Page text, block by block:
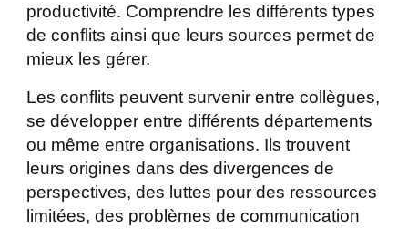
productivité. Comprendre les différents types
de conflits ainsi que leurs sources permet de
mieux les gérer.
Les conflits peuvent survenir entre collègues,
se développer entre différents départements
ou même entre organisations. Ils trouvent
leurs origines dans des divergences de
perspectives, des luttes pour des ressources
limitées, des problèmes de communication